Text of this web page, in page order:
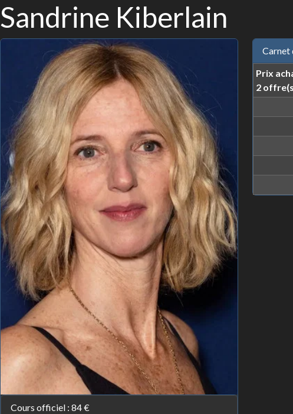
Sandrine Kiberlain
Cours officiel : 84 €
Carnet
Prix
2